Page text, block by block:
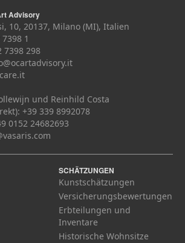
Advisory
10, 20137, Milano (MI), Italien
1
7398 298
und Reinhild Costa
+39 339 8992078
0152 24682693
SCHÄTZUNGEN
Kunstschätzungen
Versicherungsbewertungen
Erbteilungen und
Inventare
Historische Wohnsitze